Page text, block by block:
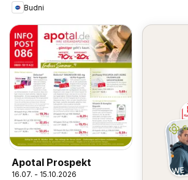
Budni
Apotal Prospekt
16.07. - 15.10.2026